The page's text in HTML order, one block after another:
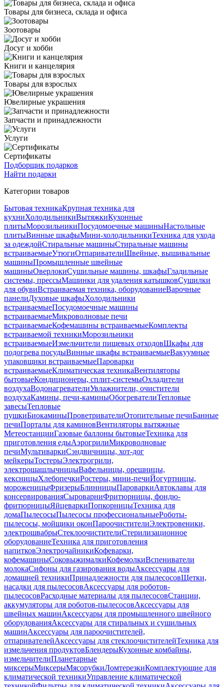
Товары для бизнеса, склада и офиса
Зоотовары
Досуг и хобби
Книги и канцелярия
Товары для взрослых
Ювелирные украшения
Запчасти и принадлежности
Услуги
Сертификаты
Подборщик подарков
Найти подарки
Категории товаров
Бытовая техникаКрупная техника для
кухниХолодильникиВытяжкиКухонные
плитыМорозильникиПосудомоечные машиныНастольные
плитыВинные шкафыМини-холодильникиТехника для ухода
за одеждойСтиральные машиныСтиральные машины
встраиваемыеУтюгиОтпаривателиШвейные, вышивальные
машиныПромышленные швейные
машиныОверлокиСушильные машины, шкафыГладильные
системы, прессыМашинки для удаления катышковСушилки
для обувиВстраиваемая техника, оборудованиеВарочные
панелиДуховые шкафыХолодильники
встраиваемыеПосудомоечные машины
встраиваемыеМикроволновые печи
встраиваемыеКофемашины встраиваемыеКомплекты
встраиваемой техникиМорозильники
встраиваемыеИзмельчители пищевых отходовШкафы для
подогрева посудыВинные шкафы встраиваемыеВакуумные
упаковщики встраиваемыеПароварки
встраиваемыеКлиматическая техникаВентиляторы
бытовыеКондиционеры, сплит-системыОхладители
воздухаВодонагревателиУвлажнители, очистители
воздухаКамины, печи-каминыОбогревателиТепловые
завесыТепловые
пушкиБиокаминыПроветривателиОтопительные печиБанные
печиПорталы для каминовВентиляторы вытяжные
МетеостанцииГазовые баллоны бытовыеТехника для
приготовления едыАэрогрилиМикроволновые
печиМультиваркиСэндвичницы, хот-дог
мейкерыТостерыЭлектрогрили,
электрошашлычницыВафельницы, орешницы,
кексницыХлебопечкиРостеры, мини-печиЙогуртницы,
мороженицыФризерыБлинницыПароваркиАвтоклавы для
консервированияСыроварниФритюрницы, фондю-
фритюрницыЯйцеваркиПопкорницыТехника для
домаПылесосыПылесосы профессиональныеРоботы-
пылесосы, мойщики оконПароочистителиЭлектровеники,
электрошвабрыСтеклоочистителиСтерилизационное
оборудованиеТехника для приготовления
напитковЭлектрочайникиКофеварки,
кофемашиныСоковыжималкиКофемолкиВспениватели
молокаСифоны для газирования водыАксессуары для
домашней техникиПринадлежности для пылесосовЩетки,
насадки для пылесосовАксессуары для роботов-
пылесосовРасходные материалы для пылесосовСтанции,
аккумуляторы для роботов-пылесосовАксессуары для
швейных машинАксессуары для промышленного швейного
оборудованияАксессуары для стиральных и сушильных
машинАксессуары для пароочистителей,
отпаривателейАксессуары для стеклоочистителейТехника для
измельчения продуктовБлендерыКухонные комбайны,
измельчителиПланетарные
миксерыМиксерыМясорубкиЛомтерезкиКомплектующие для
климатической техникиУправление климатической